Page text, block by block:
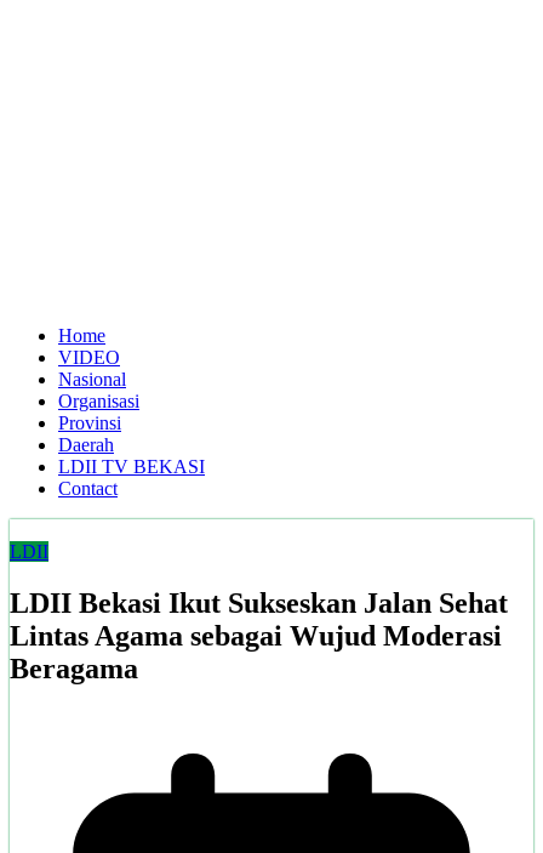
Home
VIDEO
Nasional
Organisasi
Provinsi
Daerah
LDII TV BEKASI
Contact
LDII
LDII Bekasi Ikut Sukseskan Jalan Sehat
Lintas Agama sebagai Wujud Moderasi
Beragama